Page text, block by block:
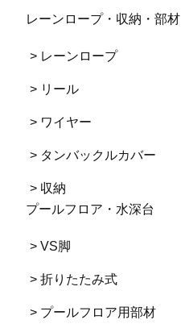
レーンロープ・収納・部材
> レーンロープ
> リール
> ワイヤー
> タンバックルカバー
> 収納
プールフロア・水深台
> VS脚
> 折りたたみ式
> プールフロア用部材